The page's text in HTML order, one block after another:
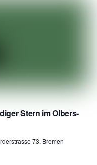
Stern im Olbers-
73, Bremen